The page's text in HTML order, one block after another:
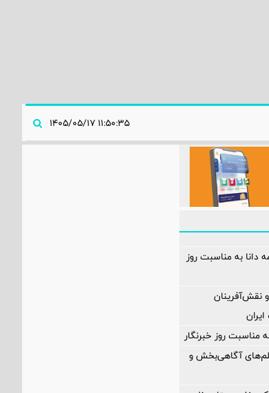
دانا به مناسبت روز
و نقش‌آفرینان
مناسبت روز خبرنگار
آگاهی‌بخش و